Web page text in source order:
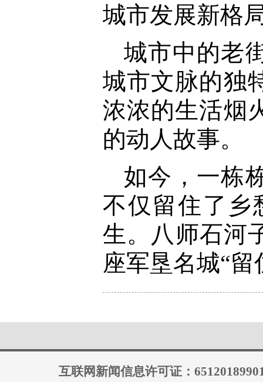
城市发展新格
城市中的老
城市文脉的独
浓浓的生活烟
的动人故事。
如今，一栋
不仅留住了乡
生。八师石河
座军垦名城“
互联网新闻信息许可证：